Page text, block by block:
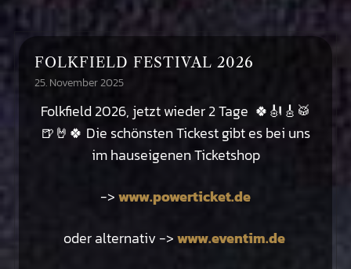
FOLKFIELD FESTIVAL 2026
25. November 2025
Folkfield 2026, jetzt wieder 2 Tage 🍀🎻🎸🥁
🍺🤘🍀 Die schönsten Tickest gibt es bei uns
im hauseigenen Ticketshop
->www.powerticket.de
oder alternativ ->www.eventim.de